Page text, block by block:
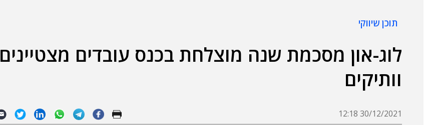
תוכן שיווקי
לוג-און מסכמת שנה מוצלחת בכנס עובדים מצטיינים
וותיקים
30/12/2021 12:18